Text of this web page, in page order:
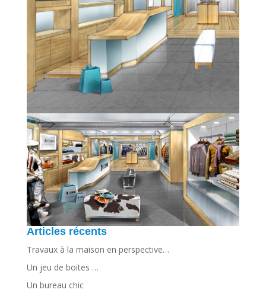
Articles récents
Travaux à la maison en perspective…
Un jeu de boites …
Un bureau chic